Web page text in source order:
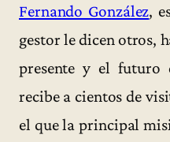
Fernando González,
gestor le dicen otros,
presente y el futuro
recibe a cientos de
el que la principal